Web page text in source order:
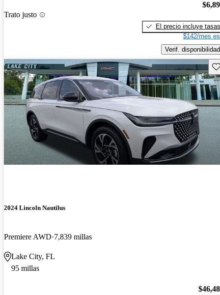
Trato justo
El precio incluye tasas
$142/mes
Verif. disponibilidad
2024 Lincoln Nautilus
Premiere AWD 7,839 millas
Lake City, FL
95 millas